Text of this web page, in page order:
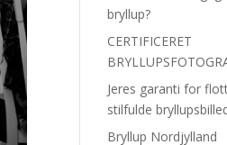
bryllup?
CERTIFICERET
Jeres garanti for
stilfulde
Bryllup Nordjylland